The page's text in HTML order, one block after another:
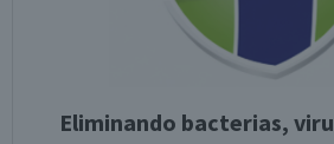
Eliminando bacterias,